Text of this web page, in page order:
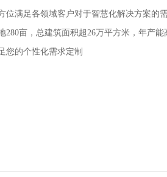
位满足各领域客户对于智慧化解决方案的
280亩，总建筑面积超26万平方米，年产能
您的个性化需求定制